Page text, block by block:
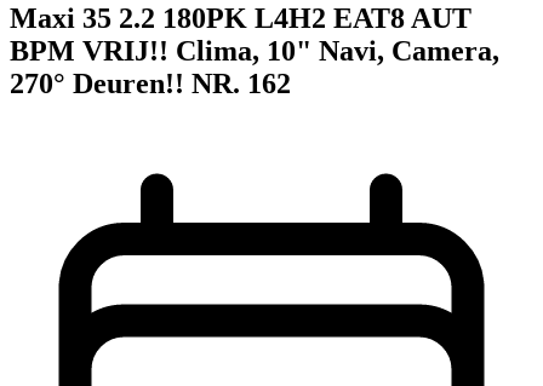
Maxi 35 2.2 180PK L4H2 EAT8 AUT
BPM VRIJ!! Clima, 10" Navi, Camera,
270° Deuren!! NR. 162